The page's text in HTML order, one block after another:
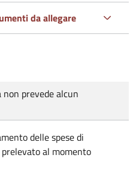
da allegare
prevede alcun
delle spese di
al momento